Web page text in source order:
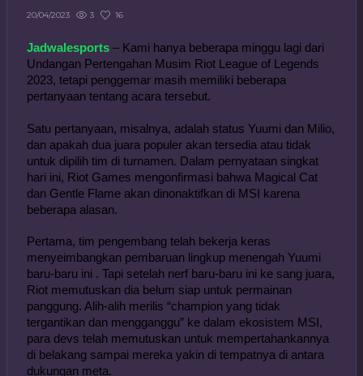
20/04/2023 3 16
Jadwalesports – Kami hanya beberapa minggu lagi dari
Undangan Pertengahan Musim Riot League of Legends
2023, tetapi penggemar masih memiliki beberapa
pertanyaan tentang acara tersebut.
Satu pertanyaan, misalnya, adalah status Yuumi dan Milio,
dan apakah dua juara populer akan tersedia atau tidak
untuk dipilih tim di turnamen. Dalam pernyataan singkat
hari ini, Riot Games mengonfirmasi bahwa Magical Cat
dan Gentle Flame akan dinonaktifkan di MSI karena
beberapa alasan.
Pertama, tim pengembang telah bekerja keras
menyeimbangkan pembaruan lingkup menengah Yuumi
baru-baru ini . Tapi setelah nerf baru-baru ini ke sang juara,
Riot memutuskan dia belum siap untuk permainan
panggung. Alih-alih merilis “champion yang tidak
tergantikan dan mengganggu” ke dalam ekosistem MSI,
para devs telah memutuskan untuk mempertahankannya
di belakang sampai mereka yakin di tempatnya di antara
dukungan meta.